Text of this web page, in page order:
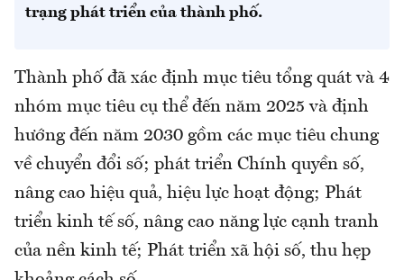
trạng phát triển của thành phố.
Thành phố đã xác định mục tiêu tổng quát và 4
nhóm mục tiêu cụ thể đến năm 2025 và định
hướng đến năm 2030 gồm các mục tiêu chung
về chuyển đổi số; phát triển Chính quyền số,
nâng cao hiệu quả, hiệu lực hoạt động; Phát
triển kinh tế số, nâng cao năng lực cạnh tranh
của nền kinh tế; Phát triển xã hội số, thu hẹp